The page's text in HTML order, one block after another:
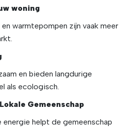
woning
warmtepompen zijn vaak meer
en bieden langdurige
als ecologisch.
Gemeenschap
energie helpt de gemeenschap